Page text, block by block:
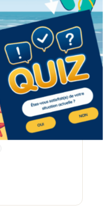
en
dos. Des séances